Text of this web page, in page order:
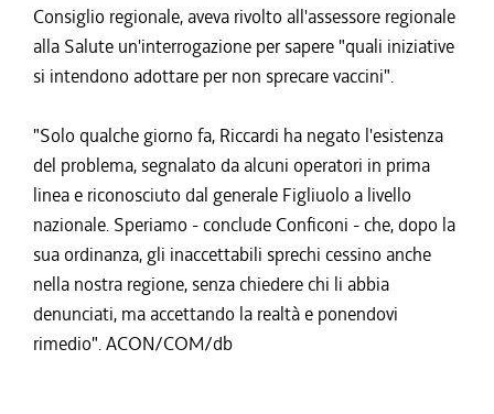
Consiglio regionale, aveva rivolto all'assessore regionale
alla Salute un'interrogazione per sapere "quali iniziative
si intendono adottare per non sprecare vaccini".
"Solo qualche giorno fa, Riccardi ha negato l'esistenza
del problema, segnalato da alcuni operatori in prima
linea e riconosciuto dal generale Figliuolo a livello
nazionale. Speriamo - conclude Conficoni - che, dopo la
sua ordinanza, gli inaccettabili sprechi cessino anche
nella nostra regione, senza chiedere chi li abbia
denunciati, ma accettando la realtà e ponendovi
rimedio". ACON/COM/db